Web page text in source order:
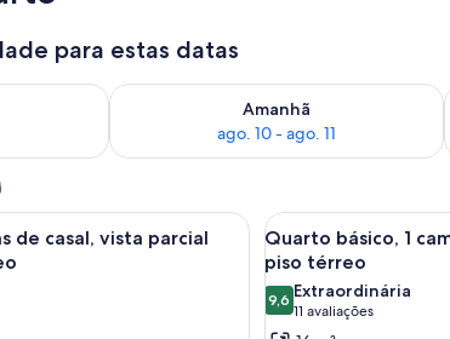
para estas datas
esta noite, ago. 9 - ago. 10
Amanhã
ago. 10 - ago. 11
Verifica a disponibilidade para amanhã,
Quarto de hotel com duas camas, cada uma com colcha
de casal, vista parcial
Carrega
todas
as
fotos
5
Quarto básico, 1
piso térreo
9,69,6 de 10
Extraordinária
11 avaliações
(11